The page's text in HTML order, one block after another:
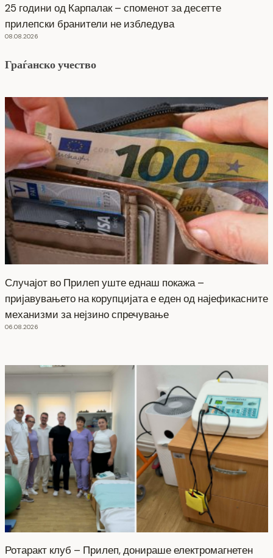
25 години од Карпалак – споменот за десетте
прилепски бранители не избледува
08.08.2026
Граѓанско учество
Случајот во Прилеп уште еднаш покажа –
пријавувањето на корупцијата е еден од најефикасните
механизми за нејзино спречување
06.08.2026
Ротаракт клуб – Прилеп, донираше електромагнетен